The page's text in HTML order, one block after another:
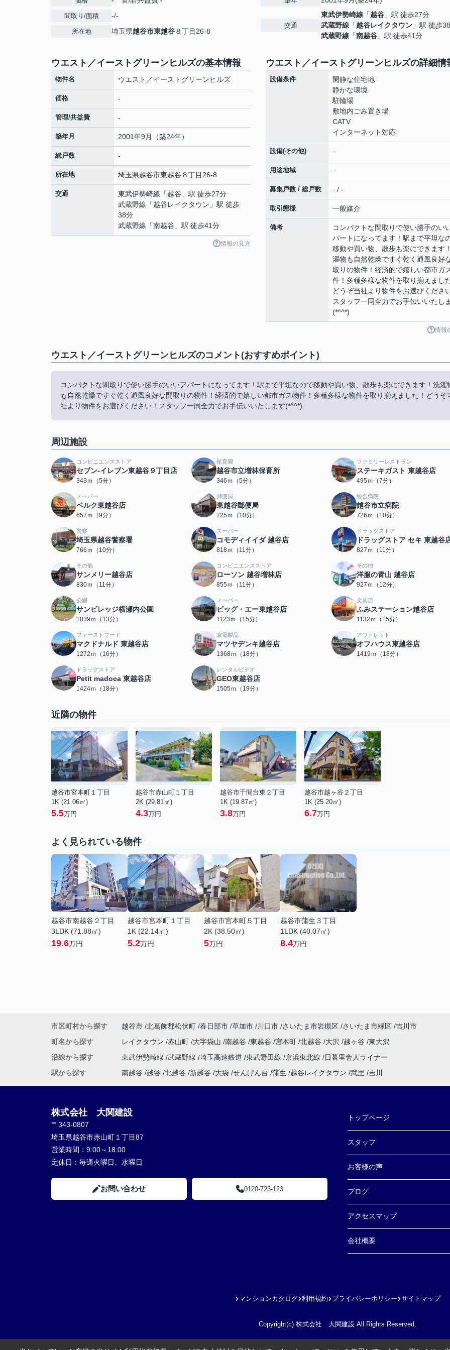
間取り/面積 -/-
所在地 埼玉県越谷市東越谷８丁目26-8
交通
東武伊勢崎線 「越谷 」駅 徒歩27分
武蔵野線 「越谷レイクタウン 」駅 徒歩
武蔵野線 「南越谷 」駅 徒歩41分
ウエスト／イーストグリーンヒルズの基本情報
物件名 ウエスト／イーストグリーンヒルズ
価格 -
管理/共益費 -
築年月 2001年9月（築24年）
総戸数 -
所在地 埼玉県越谷市東越谷 ８丁目26-8
交通 東武伊勢崎線 「越谷 」駅 徒歩27分
武蔵野線 「越谷レイクタウン 」駅 徒歩
38分
武蔵野線 「南越谷 」駅 徒歩41分
情報の見方
ウエスト／イーストグリーンヒルズの詳細情
設備条件
閑静な住宅地
静かな環境
駐輪場
敷地内ごみ置き場
CATV
インターネット対応
設備(その他) -
用途地域 -
募集戸数 / 総戸数 - / -
取引態様 一般媒介
備考
コンパクトな間取りで使い勝手のい
パートになってます！駅まで平坦な
移動や買い物、散歩も楽にできます
濯物も自然乾燥ですぐ乾く通風良好
取りの物件！経済的で嬉しい都市ガ
件！多種多様な物件を取り揃えまし
どうぞ当社より物件をお選びくださ
スタッフ一同全力でお手伝いいたし
(*^^*)
情報
ウエスト／イーストグリーンヒルズのコメント(おすすめポイント)
コンパクトな間取りで使い勝手のいいアパートになってます！駅まで平坦なので移動や買い物、散歩も楽にできます！洗濯
も自然乾燥ですぐ乾く通風良好な間取りの物件！経済的で嬉しい都市ガス物件！多種多様な物件を取り揃えました！どうぞ
社より物件をお選びください！スタッフ一同全力でお手伝いいたします(*^^*)
周辺施設
コンビニエンスストア
セブン-イレブン東越谷９丁目店
343ｍ（5分）
保育園
越谷市立増林保育所
346ｍ（5分）
ファミリーレストラン
ステーキガスト 東越谷店
495ｍ（7分）
スーパー
ベルク東越谷店
657ｍ（9分）
郵便局
東越谷郵便局
725ｍ（10分）
総合病院
越谷市立病院
726ｍ（10分）
警察
埼玉県越谷警察署
766ｍ（10分）
スーパー
コモディイイダ 越谷店
818ｍ（11分）
ドラッグストア
ドラッグストア セキ 東越谷
827ｍ（11分）
その他
サンメリー越谷店
830ｍ（11分）
コンビニエンスストア
ローソン 越谷増林店
855ｍ（11分）
その他
洋服の青山 越谷店
927ｍ（12分）
公園
サンビレッジ横瀬内公園
1039ｍ（13分）
スーパー
ビッグ・エー東越谷店
1123ｍ（15分）
文具店
ふみステーション越谷店
1132ｍ（15分）
ファーストフード
マクドナルド 東越谷店
1272ｍ（16分）
家電製品
マツヤデンキ越谷店
1368ｍ（18分）
アウトレット
オフハウス東越谷店
1419ｍ（18分）
ドラッグストア
Petit madoca 東越谷店
1424ｍ（18分）
レンタルビデオ
GEO東越谷店
1505ｍ（19分）
近隣の物件
越谷市宮本町１丁目
1K (21.06㎡)
5.5万円
越谷市赤山町１丁目
2K (29.81㎡)
4.3万円
越谷市千間台東２丁目
1K (19.87㎡)
3.8万円
越谷市越ヶ谷２丁目
1K (25.20㎡)
6.7万円
よく見られている物件
越谷市南越谷２丁目
3LDK (71.88㎡)
19.6万円
越谷市宮本町１丁目
1K (22.14㎡)
5.2万円
越谷市宮本町５丁目
2K (38.50㎡)
5万円
越谷市蒲生３丁目
1LDK (40.07㎡)
8.4万円
市区町村から探す 越谷市 北葛飾郡松伏町 春日部市 草加市 川口市 さいたま市岩槻区 さいたま市緑区 吉川市
町名から探す
レイクタウン 赤山町 大字袋山 南越谷 東越谷 宮本町 北越谷 大沢 越ヶ谷 東大沢
沿線から探す
東武伊勢崎線 武蔵野線 埼玉高速鉄道 東武野田線 京浜東北線
日暮里舎人ライナー
駅から探す
南越谷 越谷 北越谷 新越谷 大袋 せんげん台 蒲生 越谷レイクタウン 武里 吉川
株式会社 大関建設
〒343-0807
埼玉県越谷市赤山町１丁目87
営業時間： 9:00～18:00
定休日： 毎週火曜日、水曜日
お問い合わせ 0120-723-123
トップページ
スタッフ
お客様の声
ブログ
アクセスマップ
会社概要
マンションカタログ 利用規約 プライバシーポリシー サイトマップ
Copyright(c) 株式会社 大関建設 All Rights Reserved.